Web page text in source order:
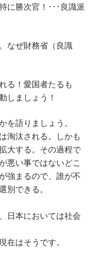
に勝次官！･･･良識派
なぜ財務省（良識
る！愛国者たるも
しましょう！
語りましょう。
淘汰される。しかも
大する。その過程で
悪い事ではないどこ
強まるので、誰が不
別できる。
日本においては社会
在はそうです。